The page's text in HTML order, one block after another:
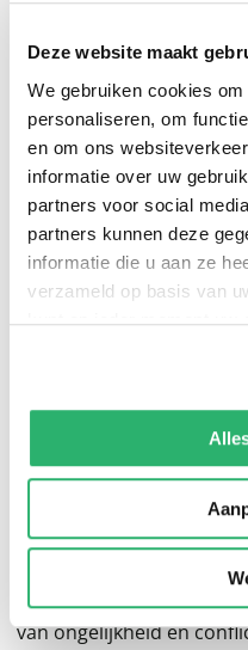
Deze website maakt
We gebruiken cookies
personaliseren, om
en om ons
informatie over uw
partners voor social
partners kunnen deze
informatie die u aan ze
verzameld op basis van
kunt op ieder moment uw
We werken samen met
kunnen ontvangen en
bevestigen
voertuigen, waarbij
menselijke biologie’.
honderden
onze modernste
helft van 2025 werden
nieuwe meldingen
stap nog uit: de
contact. Vermeeren,
autoriteit op dit gebied,
van piloten, militairen
door foto’s, video’s en
duidelijk: maak de
vrije energie en
Het ontsluiten van deze
einde van vervuiling,
van ongelijkheid en